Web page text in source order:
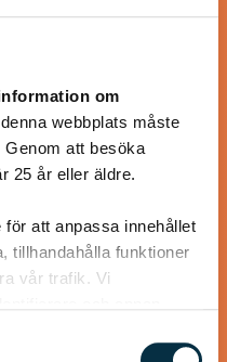
om
webbplats måste
att besöka
25 år eller äldre.
att anpassa innehållet
tillhandahålla funktioner
vår trafik. Vi
samarbetar med.